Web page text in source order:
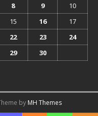
8 9
10
15 16
17
22 23
24
29 30
by MH Themes